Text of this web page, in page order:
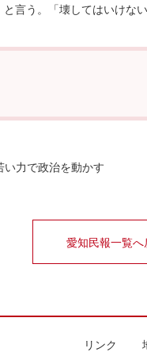
言う。「壊してはいけない
い力で政治を動かす
愛知民報一覧へ
リンク